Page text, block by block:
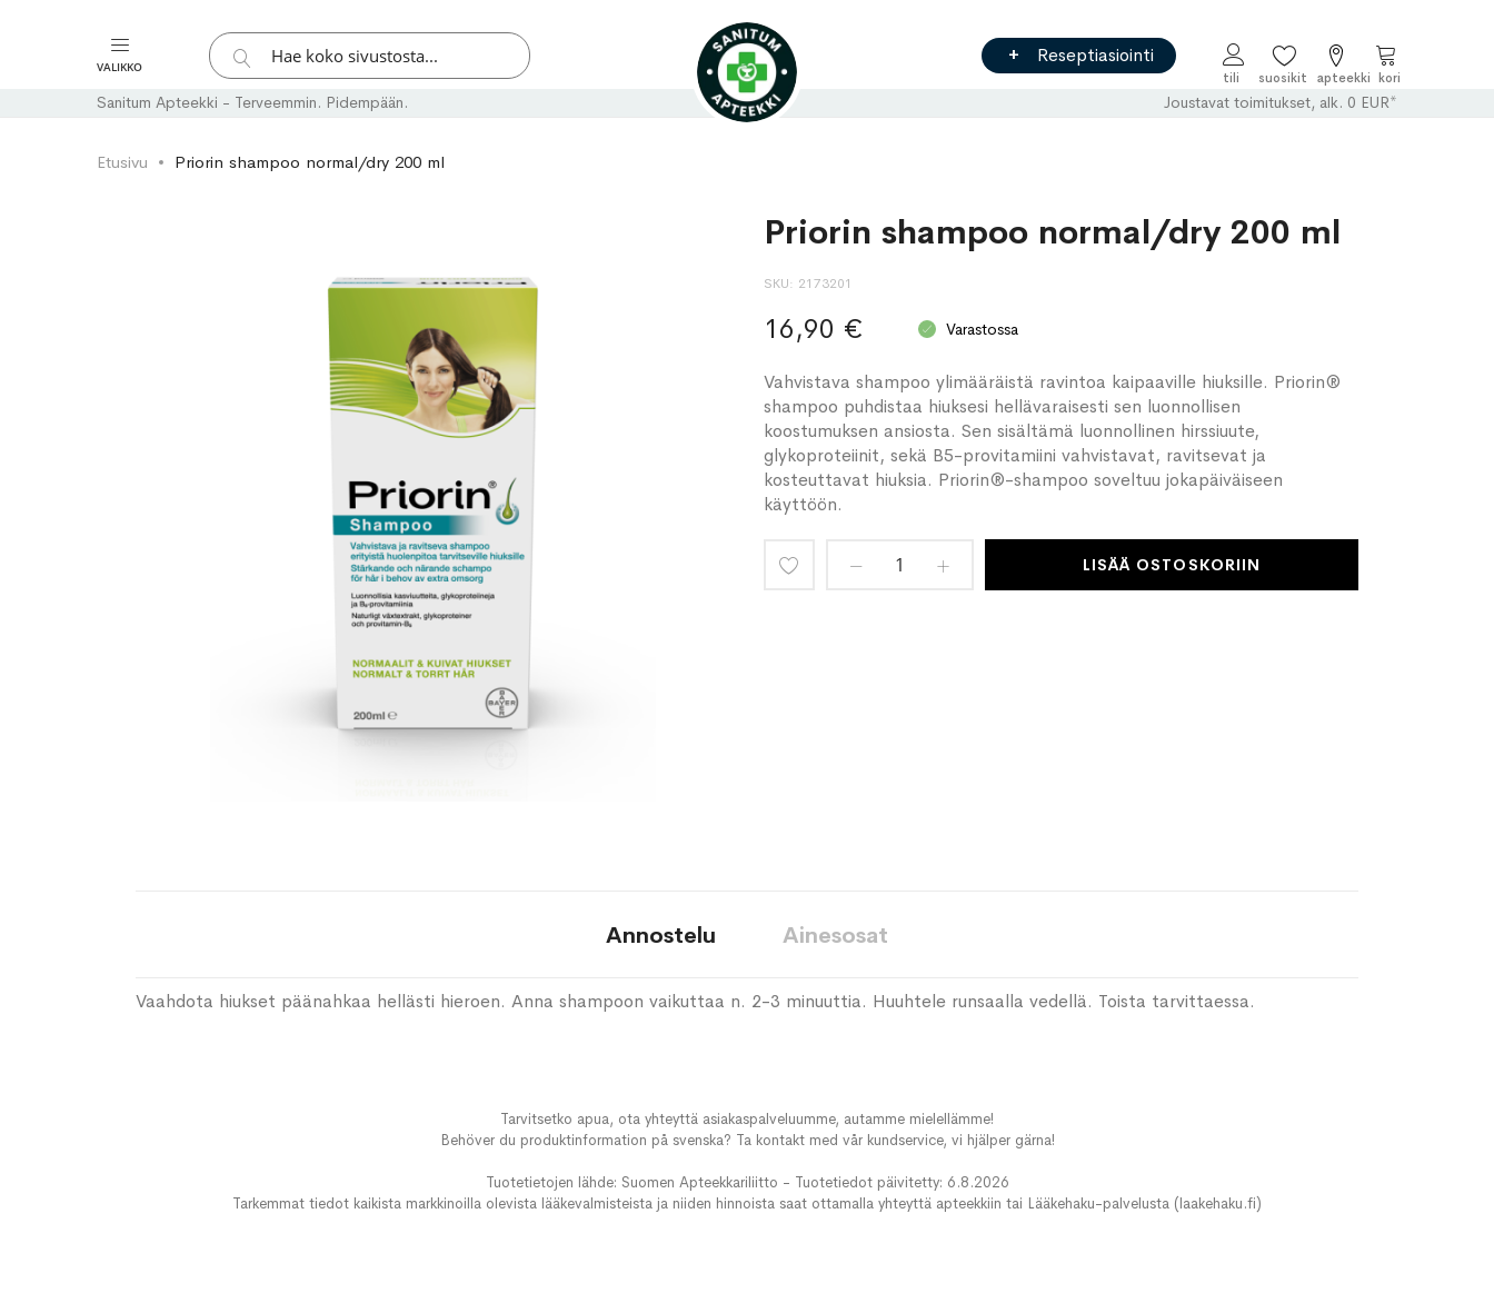
VALIKKO
Hae
Hae
Reseptiasiointi
Ostoskori
Sanitum Apteekki - Terveemmin. Pidempään. Joustavat toimitukset, alk. 0 EUR*
Etusivu Priorin shampoo normal/dry 200 ml
Priorin shampoo normal/dry 200 ml
SKU 2173201
16,90 € Varastossa
Vahvistava shampoo ylimääräistä ravintoa kaipaaville hiuksille. Priorin®
shampoo puhdistaa hiuksesi hellävaraisesti sen luonnollisen
koostumuksen ansiosta. Sen sisältämä luonnollinen hirssiuute,
glykoproteiinit, sekä B5-provitamiini vahvistavat, ravitsevat ja
kosteuttavat hiuksia. Priorin®-shampoo soveltuu jokapäiväiseen
käyttöön.
LISÄÄ OSTOSKORIIN
Annostelu
Vaahdota hiukset päänahkaa hellästi hieroen. Anna shampoon vaikuttaa n. 2-3 minuuttia. Huuhtele runsaalla vedellä. Toista tarvittaessa.
Ainesosat
Tarvitsetko apua, ota yhteyttä asiakaspalveluumme, autamme mielellämme!
Behöver du produktinformation på svenska? Ta kontakt med vår kundservice, vi hjälper gärna!
Tuotetietojen lähde: Suomen Apteekkariliitto - Tuotetiedot päivitetty: 6.8.2026
Tarkemmat tiedot kaikista markkinoilla olevista lääkevalmisteista ja niiden hinnoista saat ottamalla yhteyttä apteekkiin tai Lääkehaku-palvelusta (laakehaku.fi)